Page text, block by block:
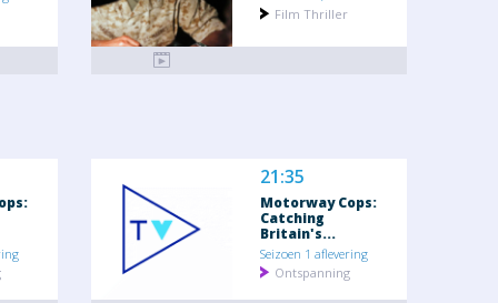
Film Thriller
21:35
Motorway Cops:
Catching
Britain's...
Seizoen 1 aflevering
Ontspanning